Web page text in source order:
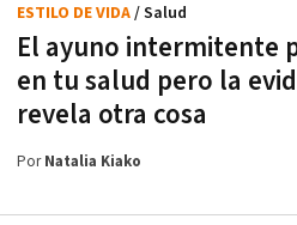
El ayuno intermitente
en tu salud pero la
revela otra cosa
ESTILO DE VIDA/ Salud
PorNatalia Kiako